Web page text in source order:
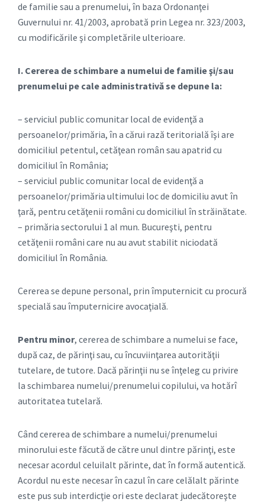
de familie sau a prenumelui, în baza Ordonanţei
Guvernului nr. 41/2003, aprobată prin Legea nr. 323/2003,
cu modificările şi completările ulterioare.
I. Cererea de schimbare a numelui de familie şi/sau
prenumelui pe cale administrativă se depune la:
– serviciul public comunitar local de evidenţă a
persoanelor/primăria, în a cărui rază teritorială îşi are
domiciliul petentul, cetăţean român sau apatrid cu
domiciliul în România;
– serviciul public comunitar local de evidenţă a
persoanelor/primăria ultimului loc de domiciliu avut în
ţară, pentru cetăţenii români cu domiciliul în străinătate.
– primăria sectorului 1 al mun. Bucureşti, pentru
cetăţenii români care nu au avut stabilit niciodată
domiciliul în România.
Cererea se depune personal, prin împuternicit cu procură
specială sau împuternicire avocaţială.
Pentru minor, cererea de schimbare a numelui se face,
după caz, de părinţi sau, cu încuviinţarea autorităţii
tutelare, de tutore. Dacă părinţii nu se înţeleg cu privire
la schimbarea numelui/prenumelui copilului, va hotărî
autoritatea tutelară.
Când cererea de schimbare a numelui/prenumelui
minorului este făcută de către unul dintre părinţi, este
necesar acordul celuilalt părinte, dat în formă autentică.
Acordul nu este necesar în cazul în care celălalt părinte
este pus sub interdicţie ori este declarat judecătoreşte